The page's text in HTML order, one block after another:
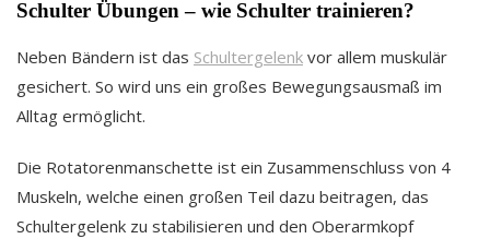
Schulter Übungen – wie Schulter trainieren?
Neben Bändern ist das Schultergelenk vor allem muskulär
gesichert. So wird uns ein großes Bewegungsausmaß im
Alltag ermöglicht.
Die Rotatorenmanschette ist ein Zusammenschluss von 4
Muskeln, welche einen großen Teil dazu beitragen, das
Schultergelenk zu stabilisieren und den Oberarmkopf